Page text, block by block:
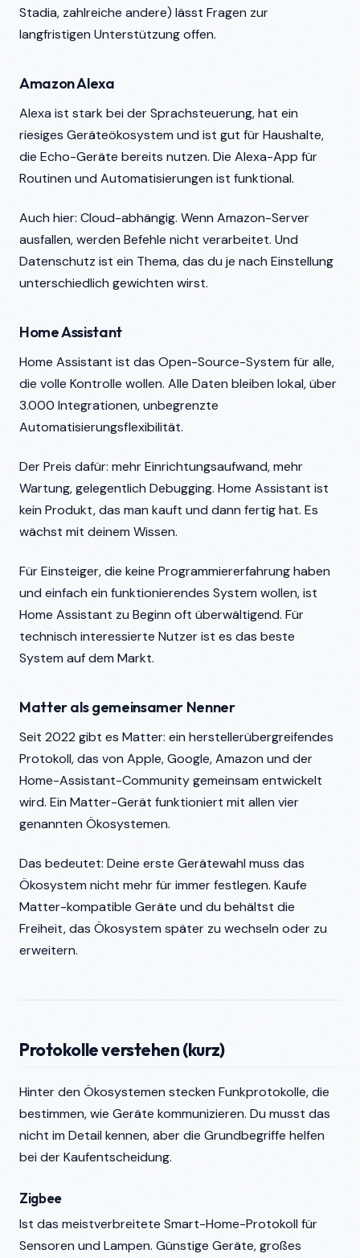
Stadia, zahlreiche andere) lässt Fragen zur
langfristigen Unterstützung offen.
Amazon Alexa
Alexa ist stark bei der Sprachsteuerung, hat ein
riesiges Geräteökosystem und ist gut für Haushalte,
die Echo-Geräte bereits nutzen. Die Alexa-App für
Routinen und Automatisierungen ist funktional.
Auch hier: Cloud-abhängig. Wenn Amazon-Server
ausfallen, werden Befehle nicht verarbeitet. Und
Datenschutz ist ein Thema, das du je nach Einstellung
unterschiedlich gewichten wirst.
Home Assistant
Home Assistant ist das Open-Source-System für alle,
die volle Kontrolle wollen. Alle Daten bleiben lokal, über
3.000 Integrationen, unbegrenzte
Automatisierungsflexibilität.
Der Preis dafür: mehr Einrichtungsaufwand, mehr
Wartung, gelegentlich Debugging. Home Assistant ist
kein Produkt, das man kauft und dann fertig hat. Es
wächst mit deinem Wissen.
Für Einsteiger, die keine Programmiererfahrung haben
und einfach ein funktionierendes System wollen, ist
Home Assistant zu Beginn oft überwältigend. Für
technisch interessierte Nutzer ist es das beste
System auf dem Markt.
Matter als gemeinsamer Nenner
Seit 2022 gibt es Matter: ein herstellerübergreifendes
Protokoll, das von Apple, Google, Amazon und der
Home-Assistant-Community gemeinsam entwickelt
wird. Ein Matter-Gerät funktioniert mit allen vier
genannten Ökosystemen.
Das bedeutet: Deine erste Gerätewahl muss das
Ökosystem nicht mehr für immer festlegen. Kaufe
Matter-kompatible Geräte und du behältst die
Freiheit, das Ökosystem später zu wechseln oder zu
erweitern.
Protokolle verstehen (kurz)
Hinter den Ökosystemen stecken Funkprotokolle, die
bestimmen, wie Geräte kommunizieren. Du musst das
nicht im Detail kennen, aber die Grundbegriffe helfen
bei der Kaufentscheidung.
Zigbee
Ist das meistverbreitete Smart-Home-Protokoll für
Sensoren und Lampen. Günstige Geräte, großes